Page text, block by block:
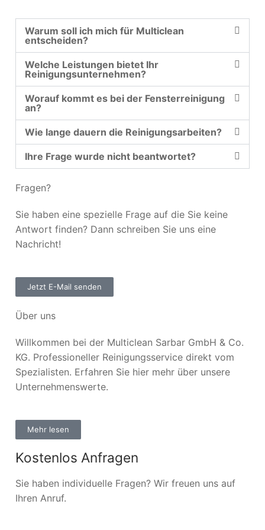
Warum soll ich mich für Multiclean
entscheiden?
Welche Leistungen bietet Ihr
Reinigungsunternehmen?
Worauf kommt es bei der Fensterreinigung
an?
Wie lange dauern die Reinigungsarbeiten?
Ihre Frage wurde nicht beantwortet?
Fragen?
Sie haben eine spezielle Frage auf die Sie keine
Antwort finden? Dann schreiben Sie uns eine
Nachricht!
Jetzt E-Mail senden
Über uns
Willkommen bei der Multiclean Sarbar GmbH & Co.
KG. Professioneller Reinigungsservice direkt vom
Spezialisten. Erfahren Sie hier mehr über unsere
Unternehmenswerte.
Mehr lesen
Kostenlos Anfragen
Sie haben individuelle Fragen? Wir freuen uns auf
Ihren Anruf.